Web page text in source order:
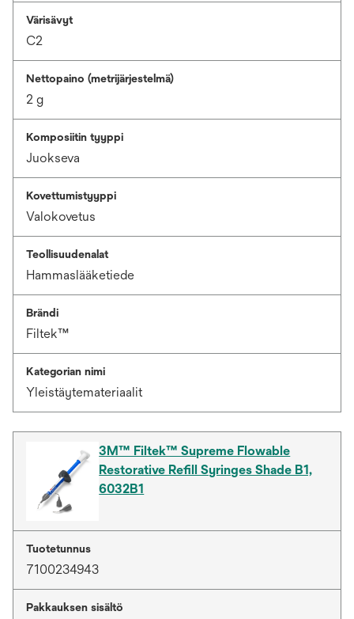
Värisävyt
C2
Nettopaino (metrijärjestelmä)
2 g
Komposiitin tyyppi
Juokseva
Kovettumistyyppi
Valokovetus
Teollisuudenalat
Hammaslääketiede
Brändi
Filtek™
Kategorian nimi
Yleistäytemateriaalit
3M™ Filtek™ Supreme Flowable
Restorative Refill Syringes Shade B1,
6032B1
Tuotetunnus
7100234943
Pakkauksen sisältö